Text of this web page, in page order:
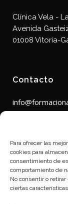
Para ofrecer las
cookies para
consentimiento de
comportamiento de
No consentir o
ciertas
Clínica Vela -
Avenida
01008 Vitoria-
Contacto
(+34)
Aviso Legal